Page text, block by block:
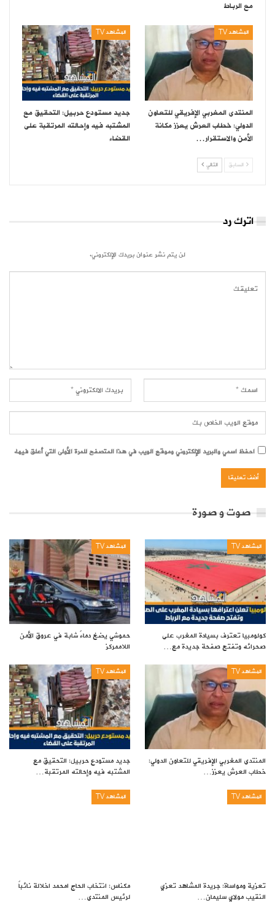
مع الرباط
المشاهد TV
المنتدى المغربي الإفريقي للتعاون
الدولي: خطاب العرش يعزز مكانة
الأمن والاستقرار…
المشاهد TV
جديد مستودع حربيل: التحقيق مع
المشتبه فيه وإحالته المرتقبة على
القضاء
السابق التالي
اترك رد
لن يتم نشر عنوان بريدك الإلكتروني.
احفظ اسمي والبريد الإلكتروني وموقع الويب في هذا المتصفح للمرة الأولى التي أعلق فيها.
صوت و صورة
المشاهد TV
كولومبيا تعترف بسيادة المغرب على
صحرائه وتفتح صفحة جديدة مع…
المشاهد TV
حموشي يضخ دماءً شابة في عروق الأمن
اللاممركز
المشاهد TV
المنتدى المغربي الإفريقي للتعاون الدولي:
خطاب العرش يعزز…
المشاهد TV
جديد مستودع حربيل: التحقيق مع
المشتبه فيه وإحالته المرتقبة…
المشاهد TV
تعزية ومواساة: جريدة المشاهد تعزي
النقيب مولاي سليمان…
المشاهد TV
مكناس: انتخاب الحاج امحمد اخلالة نائباً
لرئيس المنتدى…